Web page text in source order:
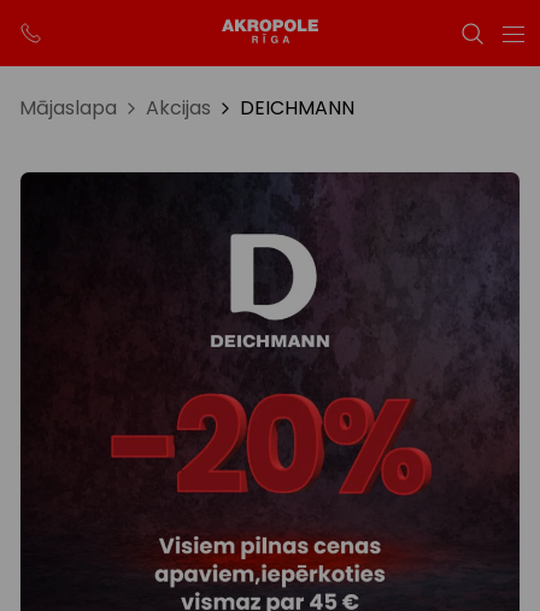
Mājaslapa Akcijas DEICHMANN